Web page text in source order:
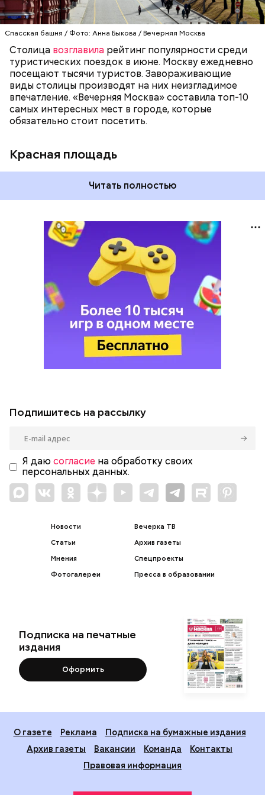
Спасская башня / Фото: Анна Быкова / Вечерняя Москва
Столица возглавила рейтинг популярности среди
туристических поездок в июне. Москву ежедневно
посещают тысячи туристов. Завораживающие
виды столицы производят на них неизгладимое
впечатление. «Вечерняя Москва» составила топ-10
самых интересных мест в городе, которые
обязательно стоит посетить.
Красная площадь
площади были включены в состав списка
Всемирного культурного наследия ЮНЕСКО.
Читать полностью
Подпишитесь на рассылку
Я даю согласие на обработку своих
персональных данных.
Новости
Статьи
Мнения
Фотогалереи
Вечерка ТВ
Архив газеты
Спецпроекты
Пресса в образовании
Подписка на печатные
издания
Оформить
О газете Реклама
Подписка на бумажные издания
Архив газеты
Вакансии Команда
Контакты
Правовая информация